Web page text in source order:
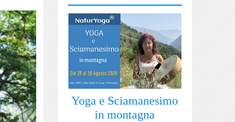
Yoga e Sciamanesimo
in montagna